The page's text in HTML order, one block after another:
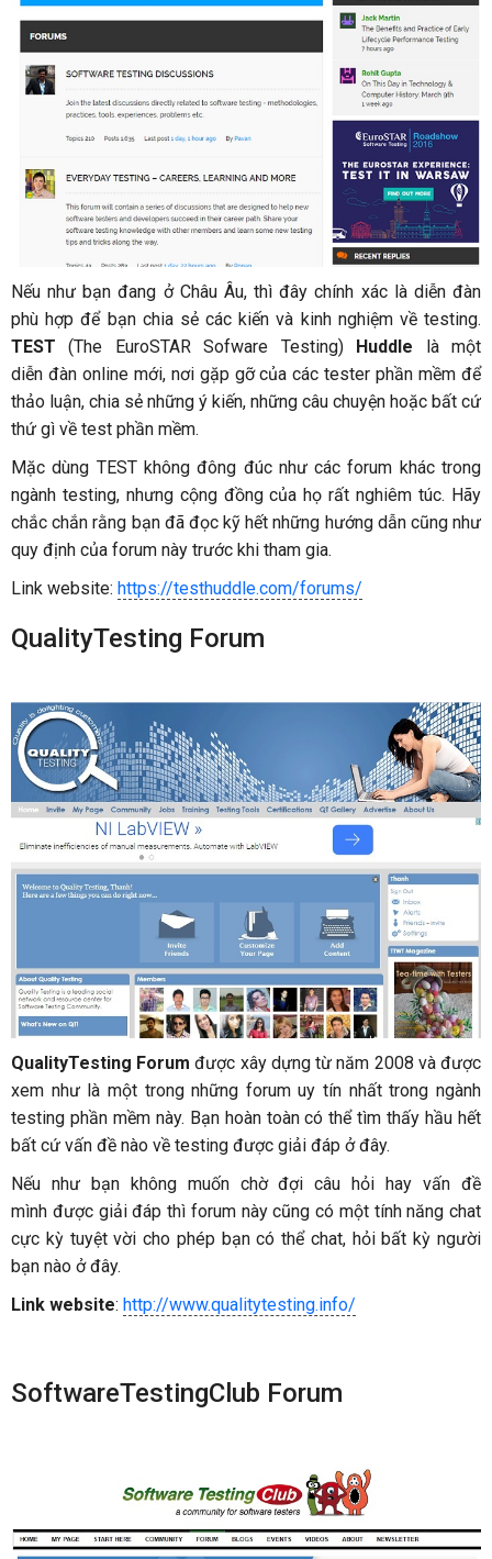
Nếu như bạn đang ở Châu Âu, thì đây chính xác là diễn đàn
phù hợp để bạn chia sẻ các kiến và kinh nghiệm về testing.
TEST (The EuroSTAR Sofware Testing) Huddle là một
diễn đàn online mới, nơi gặp gỡ của các tester phần mềm để
thảo luận, chia sẻ những ý kiến, những câu chuyện hoặc bất cứ
thứ gì về test phần mềm.
Mặc dùng TEST không đông đúc như các forum khác trong
ngành testing, nhưng cộng đồng của họ rất nghiêm túc. Hãy
chắc chắn rằng bạn đã đọc kỹ hết những hướng dẫn cũng như
quy định của forum này trước khi tham gia.
Link website: https://testhuddle.com/forums/
QualityTesting Forum
QualityTesting Forum được xây dựng từ năm 2008 và được
xem như là một trong những forum uy tín nhất trong ngành
testing phần mềm này. Bạn hoàn toàn có thể tìm thấy hầu hết
bất cứ vấn đề nào về testing được giải đáp ở đây.
Nếu như bạn không muốn chờ đợi câu hỏi hay vấn đề
mình được giải đáp thì forum này cũng có một tính năng chat
cực kỳ tuyệt vời cho phép bạn có thể chat, hỏi bất kỳ người
bạn nào ở đây.
Link website: http://www.qualitytesting.info/
SoftwareTestingClub Forum